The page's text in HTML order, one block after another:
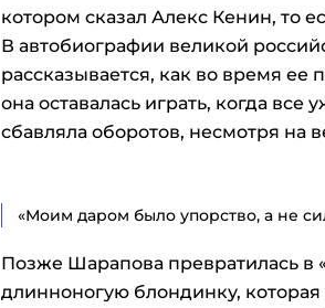
котором сказал Алекс Кенин, то
В автобиографии великой
рассказывается, как во время ее
она оставалась играть, когда все
сбавляла оборотов, несмотря на
«Моим даром было упорство, а не
Позже Шарапова превратилась в
длинноногую блондинку,